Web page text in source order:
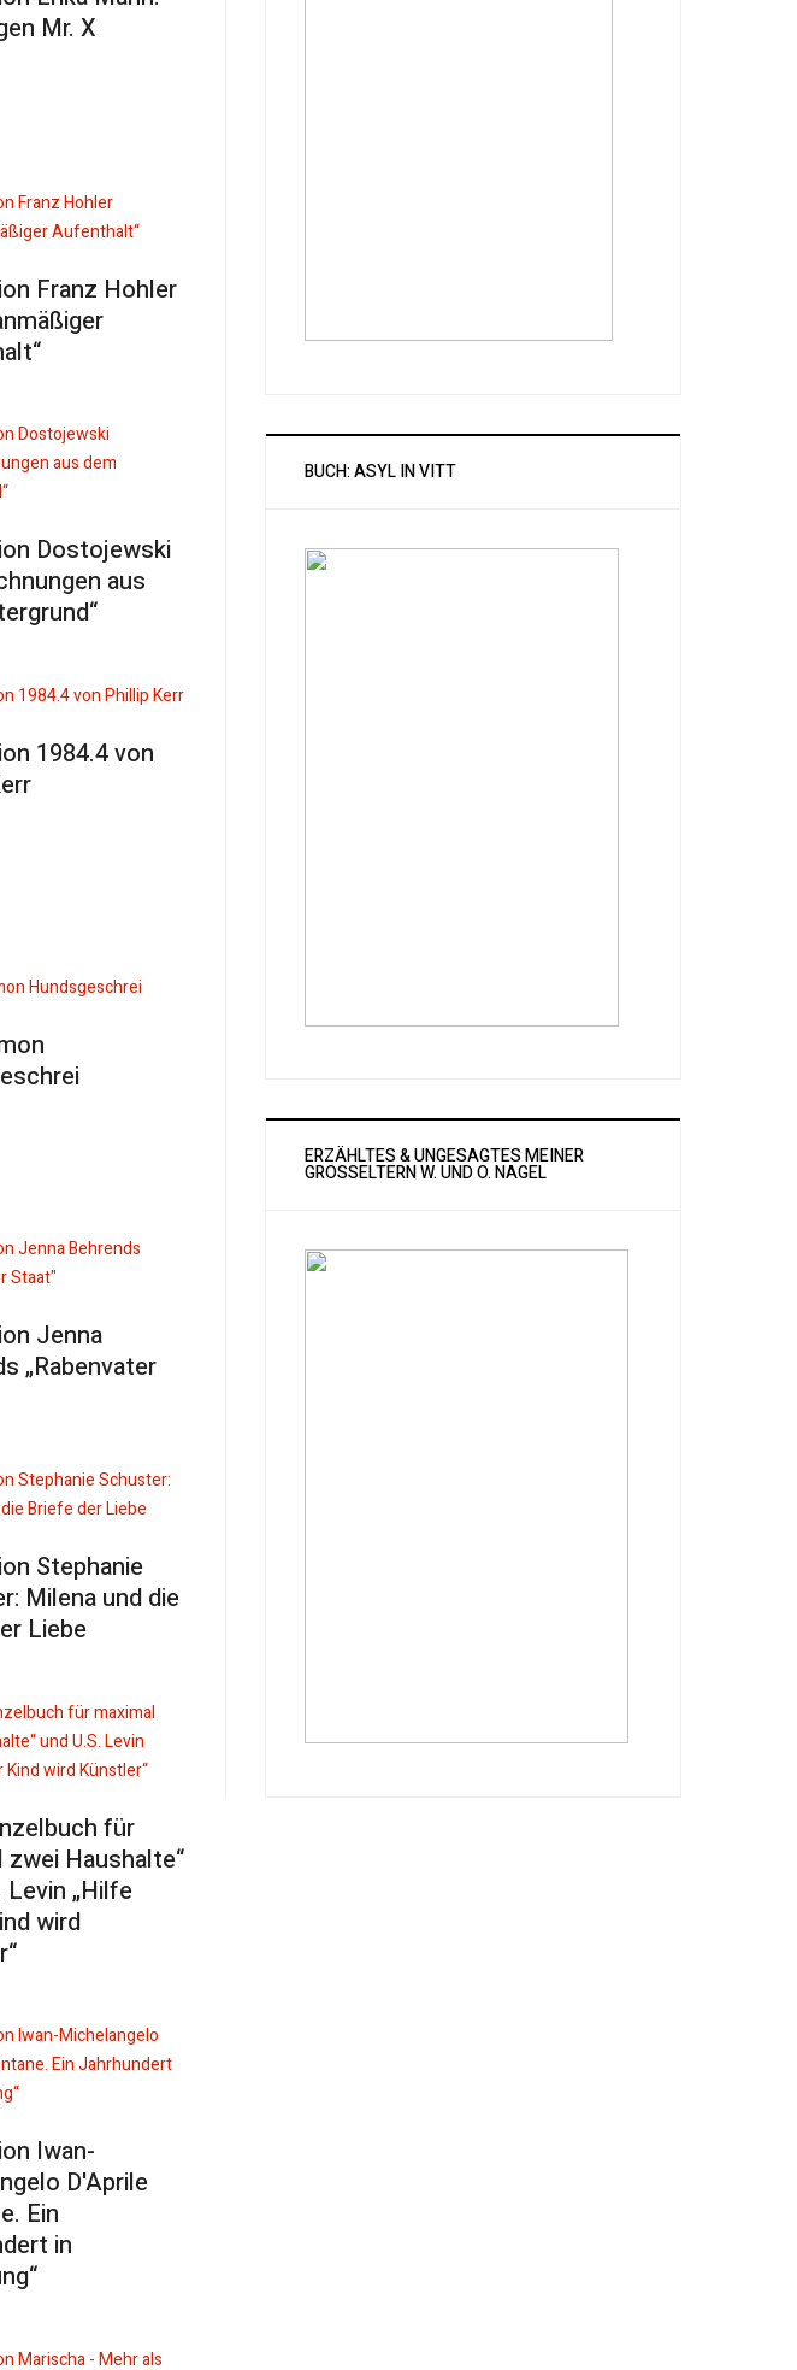
Mr. X
Franz Hohler
Dostojewski
aus
1984.4 von
Jenna
„Rabenvater
Stephanie
Milena und die
Liebe
für
zwei Haushalte“
Levin „Hilfe
wird
Iwan-
D'Aprile
Ein
in
BUCH: ASYL IN VITT
ERZÄHLTES & UNGESAGTES MEINER
GROSSELTERN W. UND O. NAGEL